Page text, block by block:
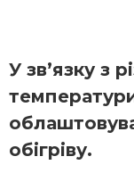
У зв’язку з
обігріву.